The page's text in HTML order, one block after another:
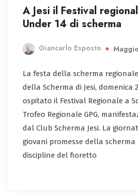
A Jesi il Festival
Under 14 di scherma
Giancarlo Esposto
La festa della scherma
della Scherma di Jesi, domenica
ospitato il Festival Regionale a
Trofeo Regionale GPG,
dal Club Scherma Jesi. La
giovani promesse della
discipline del fioretto